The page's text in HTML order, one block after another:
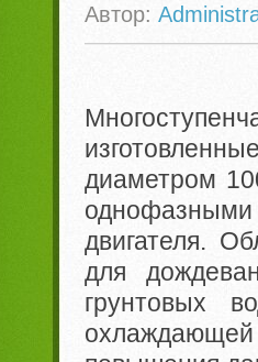
Автор:
диаметром
двигателя.
для
грунтовых
охлаждающей